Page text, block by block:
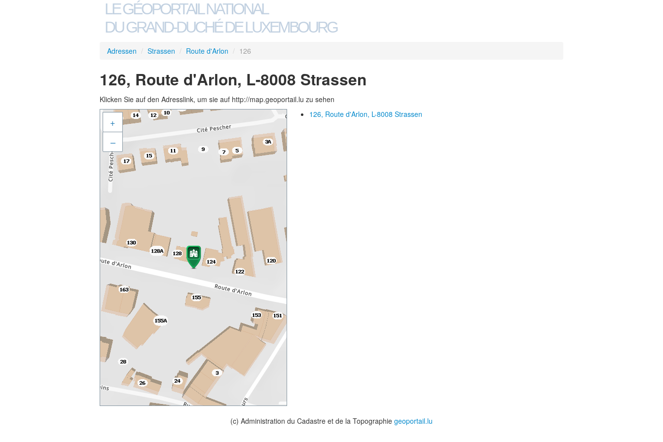
LE GÉOPORTAIL NATIONAL
DU GRAND-DUCHÉ DE LUXEMBOURG
Adressen / Strassen / Route d'Arlon / 126
126, Route d'Arlon, L-8008 Strassen
Klicken Sie auf den Adresslink, um sie auf http://map.geoportail.lu zu sehen
+
–
126, Route d'Arlon, L-8008 Strassen
(c) Administration du Cadastre et de la Topographie geoportail.lu